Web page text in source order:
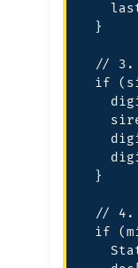
  }
// 3.
if
  }
// 4.
if